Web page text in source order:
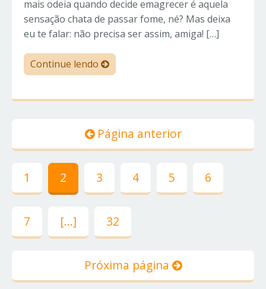
mais odeia quando decide emagrecer é aquela
sensação chata de passar fome, né? Mas deixa
eu te falar: não precisa ser assim, amiga! […]
Continue lendo
Página anterior
1 2 3 4 5 6
7 [...] 32
Próxima página